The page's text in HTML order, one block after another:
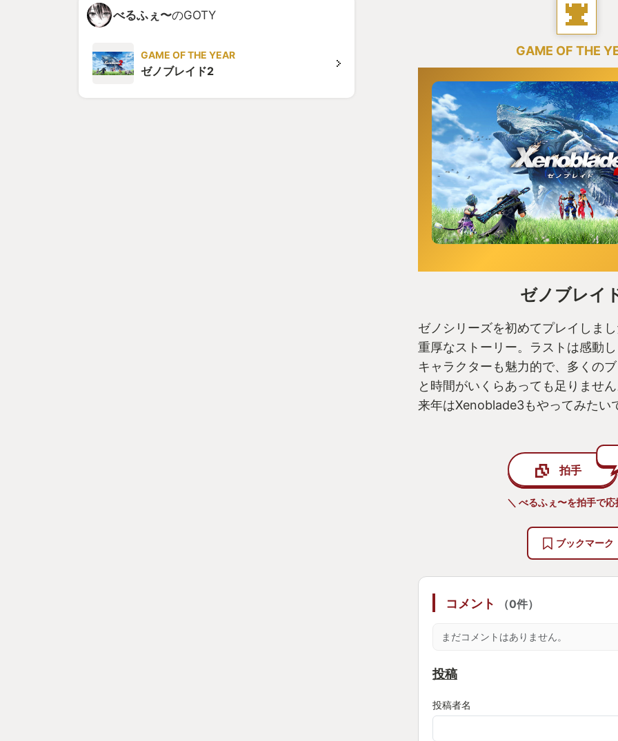
べるふぇ〜のGOTY
GAME OF THE YEAR
ゼノブレイド2
GAME OF THE
ゼノブレイ
ゼノシリーズを初めてプレイしま
重厚なストーリー。ラストは感動
キャラクターも魅力的で、多くの
と時間がいくらあっても足りませ
来年はXenoblade3もやってみたい
拍手
＼ べるふぇ〜を拍手で応
ブックマーク
コメント （0件）
まだコメントはありません。
投稿
投稿者名